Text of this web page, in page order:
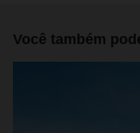
Você também